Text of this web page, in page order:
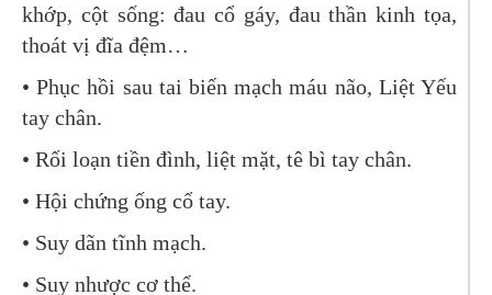
khớp, cột sống: đau cổ gáy, đau thần kinh tọa,
thoát vị đĩa đệm…
•Phục hồi sau tai biến mạch máu não, Liệt Yếu
tay chân.
• Rối loạn tiền đình, liệt mặt, tê bì tay chân.
• Hội chứng ống cổ tay.
• Suy dãn tĩnh mạch.
• Suy nhược cơ thể.